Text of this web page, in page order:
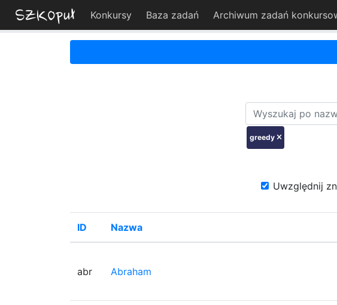
Konkursy Baza zadań Archiwum zadań
greedy
Uwzględnij
ID Nazwa
abr Abraham